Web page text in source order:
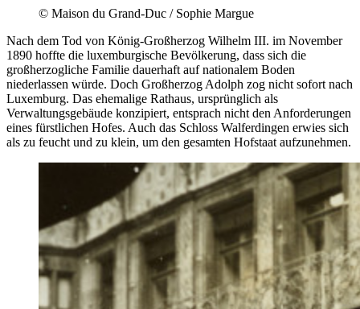
© Maison du Grand-Duc / Sophie Margue
Nach dem Tod von König-Großherzog Wilhelm III. im November
1890 hoffte die luxemburgische Bevölkerung, dass sich die
großherzogliche Familie dauerhaft auf nationalem Boden
niederlassen würde. Doch Großherzog Adolph zog nicht sofort nach
Luxemburg. Das ehemalige Rathaus, ursprünglich als
Verwaltungsgebäude konzipiert, entsprach nicht den Anforderungen
eines fürstlichen Hofes. Auch das Schloss Walferdingen erwies sich
als zu feucht und zu klein, um den gesamten Hofstaat aufzunehmen.